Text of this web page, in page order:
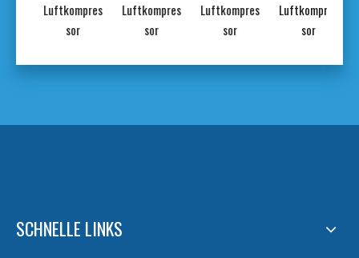
Luftkompres
sor
Luftkompres
sor
Luftkompres
sor
Luftkompres
sor
SCHNELLE LINKS